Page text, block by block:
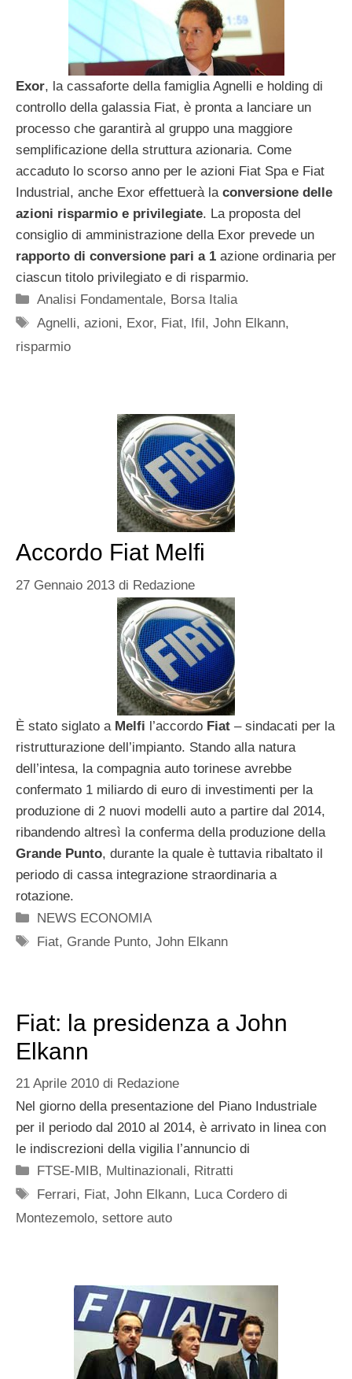
Exor, la cassaforte della famiglia Agnelli e holding di
controllo della galassia Fiat, è pronta a lanciare un
processo che garantirà al gruppo una maggiore
semplificazione della struttura azionaria. Come
accaduto lo scorso anno per le azioni Fiat Spa e Fiat
Industrial, anche Exor effettuerà la conversione delle
azioni risparmio e privilegiate. La proposta del
consiglio di amministrazione della Exor prevede un
rapporto di conversione pari a 1 azione ordinaria per
ciascun titolo privilegiato e di risparmio.
Categorie
Analisi Fondamentale, Borsa Italia
Tag
Agnelli,azioni, Exor, Fiat, Ifil,John Elkann,
risparmio
Accordo Fiat Melfi
27 Gennaio 2013 di Redazione
È stato siglato a Melfi l’accordo Fiat – sindacati per la
ristrutturazione dell’impianto. Stando alla natura
dell’intesa, la compagnia auto torinese avrebbe
confermato 1 miliardo di euro di investimenti per la
produzione di 2 nuovi modelli auto a partire dal 2014,
ribandendo altresì la conferma della produzione della
Grande Punto, durante la quale è tuttavia ribaltato il
periodo di cassa integrazione straordinaria a
rotazione.
Categorie
NEWS ECONOMIA
Tag
Fiat, Grande Punto,John Elkann
Fiat: la presidenza a John
Elkann
21 Aprile 2010 di Redazione
Nel giorno della presentazione del Piano Industriale
per il periodo dal 2010 al 2014, è arrivato in linea con
le indiscrezioni della vigilia l’annuncio di
Categorie
FTSE-MIB, Multinazionali, Ritratti
Tag
Ferrari, Fiat,John Elkann, Luca Cordero di
Montezemolo, settore auto